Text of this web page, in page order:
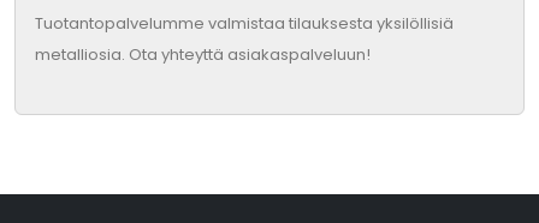
Tuotantopalvelumme valmistaa tilauksesta yksilöllisiä
metalliosia. Ota yhteyttä asiakaspalveluun!